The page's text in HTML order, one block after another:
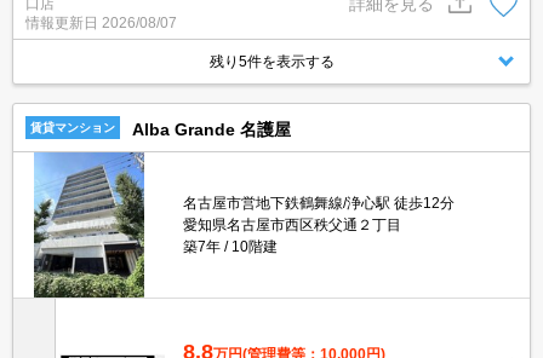
口店
情報更新日 2026/08/07
残り5件を表示する
賃貸マンション Alba Grande 名護屋
名古屋市営地下鉄鶴舞線/浄心駅 徒歩12分
愛知県名古屋市西区秩父通２丁目
築7年
10階建
8.8万円(管理費等：10,000円)